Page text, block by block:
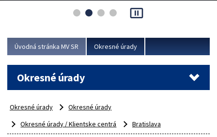
asociácie poisťovní (SLASPO) a Ministerstva vnútra SR.
Viac
pause_presentation
Úvodná stránka MV SR Okresné úrady
Okresné úrady
Okresné úrady
Okresné úrady
Okresné úrady / Klientske centrá
Bratislava